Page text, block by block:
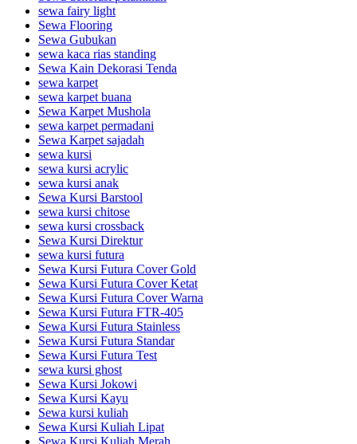
sewa fairy light
Sewa Flooring
Sewa Gubukan
sewa kaca rias standing
Sewa Kain Dekorasi Tenda
sewa karpet
sewa karpet buana
Sewa Karpet Mushola
sewa karpet permadani
Sewa Karpet sajadah
sewa kursi
sewa kursi acrylic
sewa kursi anak
Sewa Kursi Barstool
sewa kursi chitose
sewa kursi crossback
Sewa Kursi Direktur
sewa kursi futura
Sewa Kursi Futura Cover Gold
Sewa Kursi Futura Cover Ketat
Sewa Kursi Futura Cover Warna
Sewa Kursi Futura FTR-405
Sewa Kursi Futura Stainless
Sewa Kursi Futura Standar
Sewa Kursi Futura Test
sewa kursi ghost
Sewa Kursi Jokowi
Sewa Kursi Kayu
Sewa kursi kuliah
Sewa Kursi Kuliah Lipat